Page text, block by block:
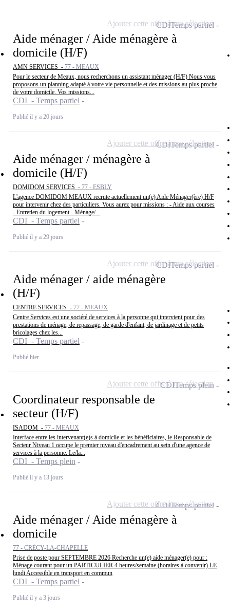
Aide ménager / Aide ménagère à
domicile (H/F)
AMN SERVICES - 77 - MEAUX
Pour le secteur de Meaux, nous recherchons un assistant ménager (H/F) Nous vous
proposons un planning adapté à votre vie personnelle et des missions au plus proche
de votre domicile. Vos missions...
CDI - Temps partiel
Publié il y a 20 jours
CDITemps partiel
Ajouter cette offre à ma sélection
Aide ménager / ménagère à
domicile (H/F)
DOMIDOM SERVICES - 77 - ESBLY
L'agence DOMIDOM MEAUX recrute actuellement un(e) Aide Ménager(ère) H/F
pour intervenir chez des particuliers. Vous aurez pour missions : - Aide aux courses
- Entretien du logement - Ménage/...
CDI - Temps partiel
Publié il y a 29 jours
CDITemps partiel
Ajouter cette offre à ma sélection
Aide ménager / aide ménagère
(H/F)
CENTRE SERVICES - 77 - MEAUX
Centre Services est une société de services à la personne qui intervient pour des
prestations de ménage, de repassage, de garde d'enfant, de jardinage et de petits
bricolages chez les...
CDI - Temps partiel
Publié hier
CDITemps partiel
Ajouter cette offre à ma sélection
Coordinateur responsable de
secteur (H/F)
ISADOM - 77 - MEAUX
Interface entre les intervenant(e)s à domicile et les bénéficiaires, le Responsable de
Secteur Niveau 1 occupe le premier niveau d'encadrement au sein d'une agence de
services à la personne. Le/la...
CDI - Temps plein
Publié il y a 13 jours
CDITemps plein
Ajouter cette offre à ma sélection
Aide ménager / Aide ménagère à
domicile
77 - CRÉCY-LA-CHAPELLE
Prise de poste pour SEPTEMBRE 2026 Recherche un(e) aide ménager(e) pour :
Ménage courant pour un PARTICULIER 4 heures/semaine (horaires à convenir) LE
lundi Accessible en transport en commun
CDI - Temps partiel
Publié il y a 3 jours
CDITemps partiel
Ajouter cette offre à ma sélection